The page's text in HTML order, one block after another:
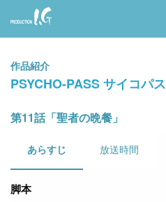
Prod
uctio
n I.G
作品紹介
PSYCHO-PASS サイコパス
第11話「聖者の晩餐」
あらすじ 放送時間
脚本